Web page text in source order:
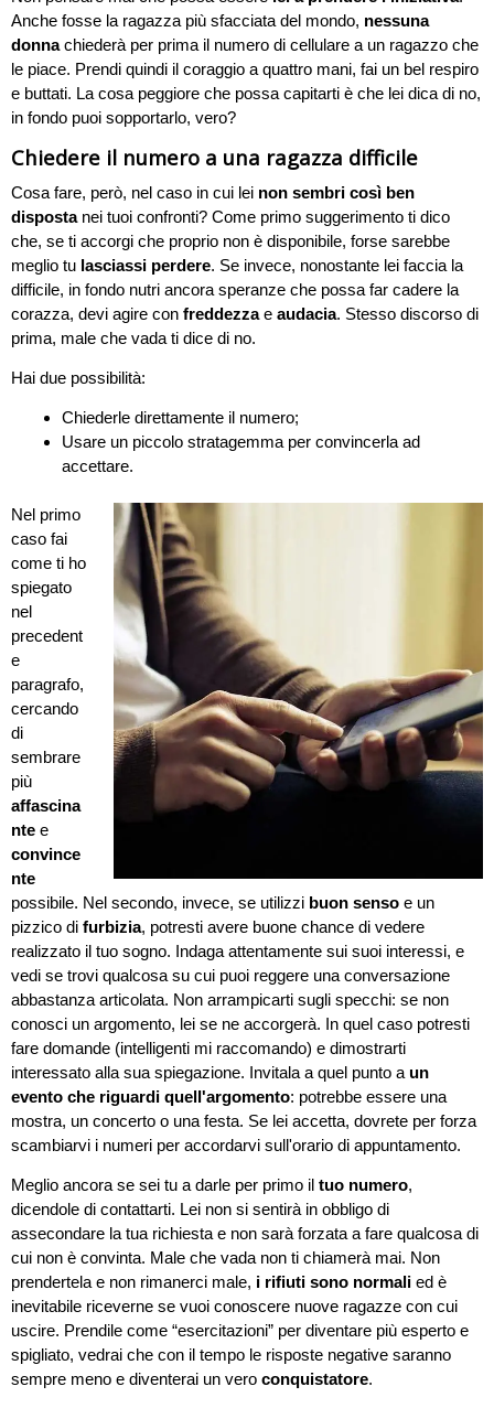
Anche fosse la ragazza più sfacciata del mondo, nessuna
donnachiederà per prima il numero di cellulare a un ragazzo che
le piace. Prendi quindi il coraggio a quattro mani, fai un bel respiro
e buttati. La cosa peggiore che possa capitarti è che lei dica di no,
in fondo puoi sopportarlo, vero?
Chiedere il numero a una ragazza difficile
Cosa fare, però, nel caso in cui lei non sembri così ben
dispostanei tuoi confronti? Come primo suggerimento ti dico
che, se ti accorgi che proprio non è disponibile, forse sarebbe
meglio tu lasciassi perdere. Se invece, nonostante lei faccia la
difficile, in fondo nutri ancora speranze che possa far cadere la
corazza, devi agire con freddezzae audacia. Stesso discorso di
prima, male che vada ti dice di no.
Hai due possibilità:
Chiederle direttamente il numero;
Usare un piccolo stratagemma per convincerla ad
accettare.
Nel primo
caso fai
come ti ho
spiegato
nel
precedent
e
paragrafo,
cercando
di
sembrare
più
affascina
nte e
convince
nte
possibile. Nel secondo, invece, se utilizzi buon senso e un
pizzico di furbizia, potresti avere buone chance di vedere
realizzato il tuo sogno. Indaga attentamente sui suoi interessi, e
vedi se trovi qualcosa su cui puoi reggere una conversazione
abbastanza articolata. Non arrampicarti sugli specchi: se non
conosci un argomento, lei se ne accorgerà. In quel caso potresti
fare domande (intelligenti mi raccomando) e dimostrarti
interessato alla sua spiegazione. Invitala a quel punto a un
evento che riguardi quell'argomento: potrebbe essere una
mostra, un concerto o una festa. Se lei accetta, dovrete per forza
scambiarvi i numeri per accordarvi sull'orario di appuntamento.
Meglio ancora se sei tu a darle per primo il tuo numero,
dicendole di contattarti. Lei non si sentirà in obbligo di
assecondare la tua richiesta e non sarà forzata a fare qualcosa di
cui non è convinta. Male che vada non ti chiamerà mai. Non
prendertela e non rimanerci male, i rifiuti sono normali ed è
inevitabile riceverne se vuoi conoscere nuove ragazze con cui
uscire. Prendile come “esercitazioni” per diventare più esperto e
spigliato, vedrai che con il tempo le risposte negative saranno
sempre meno e diventerai un vero conquistatore.